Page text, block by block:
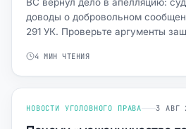
доводы о добровольном
291 УК. Проверьте аргументы
4 МИН ЧТЕНИЯ
НОВОСТИ УГОЛОВНОГО ПРАВА 3 АВГ